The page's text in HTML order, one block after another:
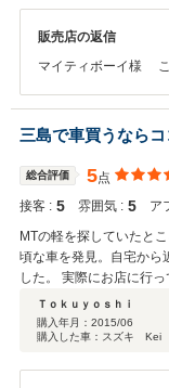
アルト5MTに買い替え
な普通車よりずーと楽
なんだかんだ言われて結
することが初めてなので
も車好きのユーザーのた
販売店の返信
マイティボーイ様 こ
三島で車買うならコ
総合評価 5点
接客 : 5 雰囲気 : 5 ア
MTの軽を探していたと
頃な車を発見。自宅から
した。 実際にお店に行ってみたら、すぐに試乗をさせてくれました。「どう
ぞ好きなだけご覧下さ
(質問には親切に答えて
車自体も、年式は古い
Ｔｏｋｕｙｏｓｈｉ
購入年月： 2015/06
購入した車：スズキ Kei